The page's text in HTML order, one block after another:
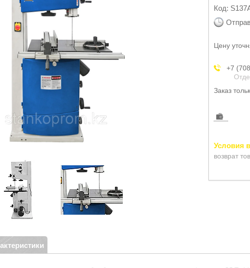
Код:
Цену
+7
Заказ
возврат